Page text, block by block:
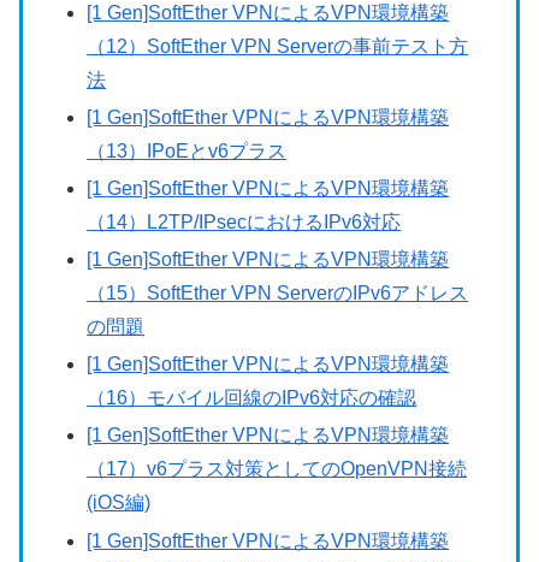
[1 Gen]SoftEther VPNによるVPN環境構築
（12）SoftEther VPN Serverの事前テスト方
法
[1 Gen]SoftEther VPNによるVPN環境構築
（13）IPoEとv6プラス
[1 Gen]SoftEther VPNによるVPN環境構築
（14）L2TP/IPsecにおけるIPv6対応
[1 Gen]SoftEther VPNによるVPN環境構築
（15）SoftEther VPN ServerのIPv6アドレス
の問題
[1 Gen]SoftEther VPNによるVPN環境構築
（16）モバイル回線のIPv6対応の確認
[1 Gen]SoftEther VPNによるVPN環境構築
（17）v6プラス対策としてのOpenVPN接続
(iOS編)
[1 Gen]SoftEther VPNによるVPN環境構築